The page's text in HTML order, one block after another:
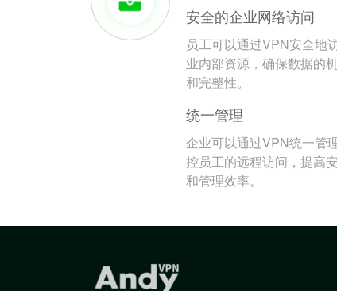
安全的企业网络访问
员工可以通过VPN安全地
业内部资源，确保数据的
和完整性。
统一管理
企业可以通过VPN统一管
控员工的远程访问，提高
和管理效率。